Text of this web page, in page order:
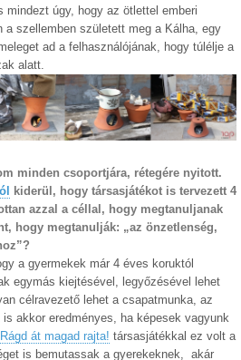
mindezt úgy, hogy az ötlettel emberi
a szellemben született meg a Kálha, egy
ad a felhasználójának, hogy túlélje a
alatt.
minden csoportjára, rétegére nyitott.
kiderül, hogy társasjátékot is tervezett 4
azzal a céllal, hogy megtanuljanak
hogy megtanulják: „az önzetlenség,
a gyermekek már 4 éves koruktól
egymás kiejtésével, legyőzésével lehet
célravezető lehet a csapatmunka, az
akkor eredményes, ha képesek vagyunk
Rágd át magad rajta! társasjátékkal ez volt a
is bemutassak a gyerekeknek, akár